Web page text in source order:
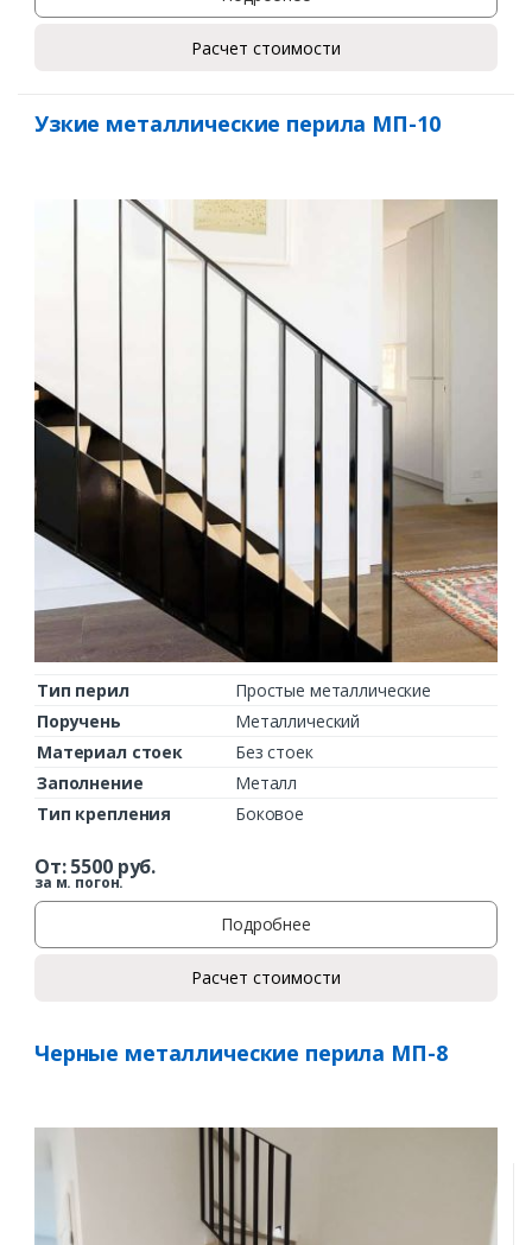
Расчет стоимости
Узкие металлические перила МП-10
Тип перил
Простые металлические
Поручень
Металлический
Материал стоек
Без стоек
Заполнение
Металл
Тип крепления
Боковое
От:5500руб.
за м. погон.
Подробнее
Расчет стоимости
Черные металлические перила МП-8